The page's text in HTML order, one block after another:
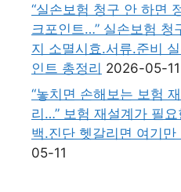
“실손보험 청구 안 하면
크포인트…” 실손보험 청
지 소멸시효.서류.준비
인트 총정리 2026-05-11
“놓치면 손해보는 보험
리…” 보험 재설계가 필
백.진단 헷갈리면 여기만
05-11